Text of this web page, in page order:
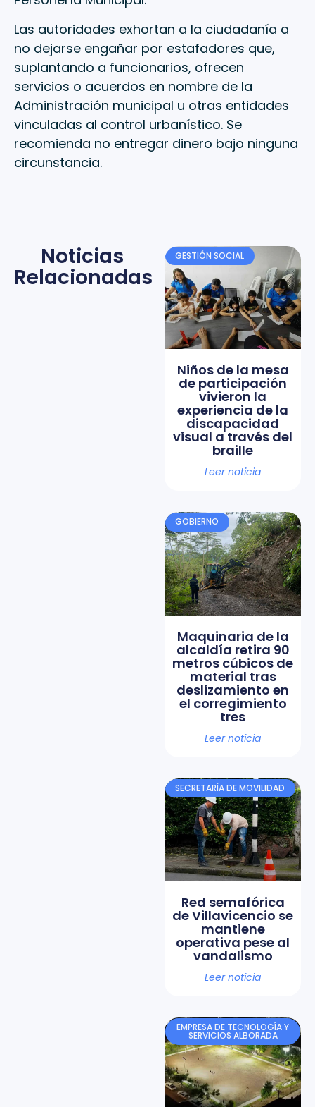
Las autoridades exhortan a la ciudadanía a
no dejarse engañar por estafadores que,
suplantando a funcionarios, ofrecen
servicios o acuerdos en nombre de la
Administración municipal u otras entidades
vinculadas al control urbanístico. Se
recomienda no entregar dinero bajo ninguna
circunstancia.
Noticias
Relacionadas
GESTIÓN SOCIAL
Niños de la mesa
de participación
vivieron la
experiencia de la
discapacidad
visual a través del
braille
Leer noticia
GOBIERNO
Maquinaria de la
alcaldía retira 90
metros cúbicos de
material tras
deslizamiento en
el corregimiento
tres
Leer noticia
SECRETARÍA DE MOVILIDAD
Red semafórica
de Villavicencio se
mantiene
operativa pese al
vandalismo
Leer noticia
EMPRESA DE TECNOLOGÍA Y
SERVICIOS ALBORADA